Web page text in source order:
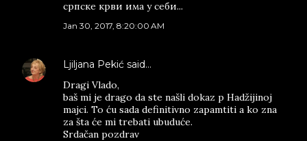
српске крви има у себи...
Jan 30, 2017, 8:20:00 AM
Ljiljana Pekić said…
Dragi Vlado,
baš mi je drago da ste našli dokaz p Hadžijinoj
majci. To ću sada definitivno zapamtiti a ko zna
za šta će mi trebati ubuduće.
Srdačan pozdrav